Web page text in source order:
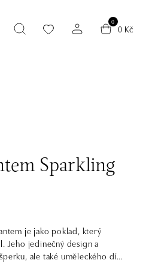
0
0 Kč
Sparkling
je jako poklad, který
Jeho jedinečný design a
ale také uměleckého díla,